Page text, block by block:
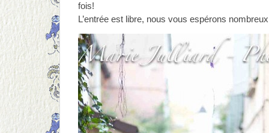
fois!
L’entrée est libre, nous vous espérons